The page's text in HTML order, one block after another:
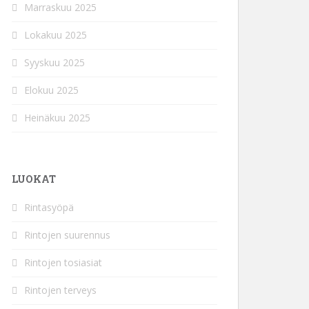
Marraskuu 2025
Lokakuu 2025
Syyskuu 2025
Elokuu 2025
Heinäkuu 2025
LUOKAT
Rintasyöpä
Rintojen suurennus
Rintojen tosiasiat
Rintojen terveys